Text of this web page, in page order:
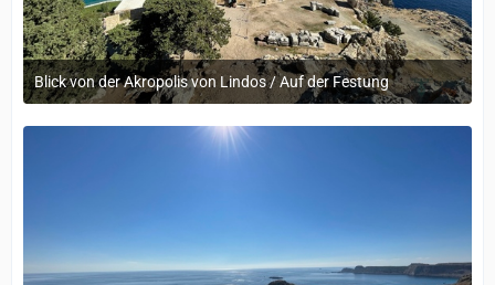
Blick von der Akropolis von Lindos / Auf der Festung
12. September 2022 um 14:05